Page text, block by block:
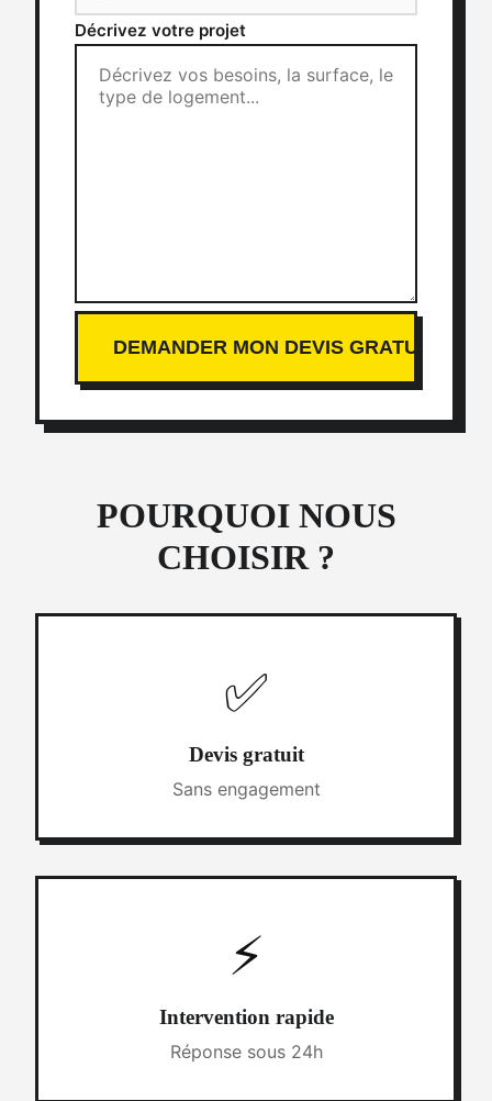
Décrivez votre projet
POURQUOI NOUS
CHOISIR ?
✅
Devis gratuit
Sans engagement
⚡
Intervention rapide
Réponse sous 24h